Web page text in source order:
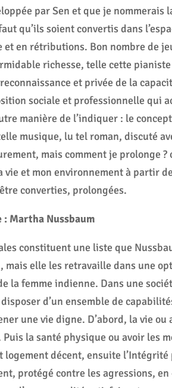
par Sen et que je nommerais
qu’ils soient convertis dans
en rétributions. Bon nombre de
richesse, telle cette pianiste
et privée de la
sociale et professionnelle qui
manière de l’indiquer : le
musique, lu tel roman, discuté
mais comment je prolonge
vie et mon environnement à partir
converties, prolongées.
Martha Nussbaum
constituent une liste que
mais elle les retravaille dans une
la femme indienne. Dans une
d’un ensemble de
une vie digne. D’abord, la vie ou
la santé physique ou avoir les
logement décent, ensuite
protégé contre les agressions,